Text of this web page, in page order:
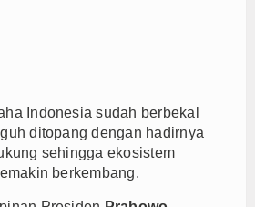
Indonesia sudah berbekal
ditopang dengan hadirnya
sehingga ekosistem
berkembang.